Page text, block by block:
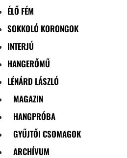
ÉLŐ FÉM
SOKKOLÓ KORONGOK
INTERJÚ
HANGERŐMŰ
LÉNÁRD LÁSZLÓ
MAGAZIN
HANGPRÓBA
GYŰJTŐI CSOMAGOK
ARCHÍVUM